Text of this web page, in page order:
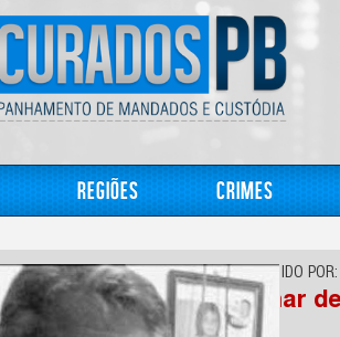
Regiões Crimes
CONHECIDO POR:
Ivamar